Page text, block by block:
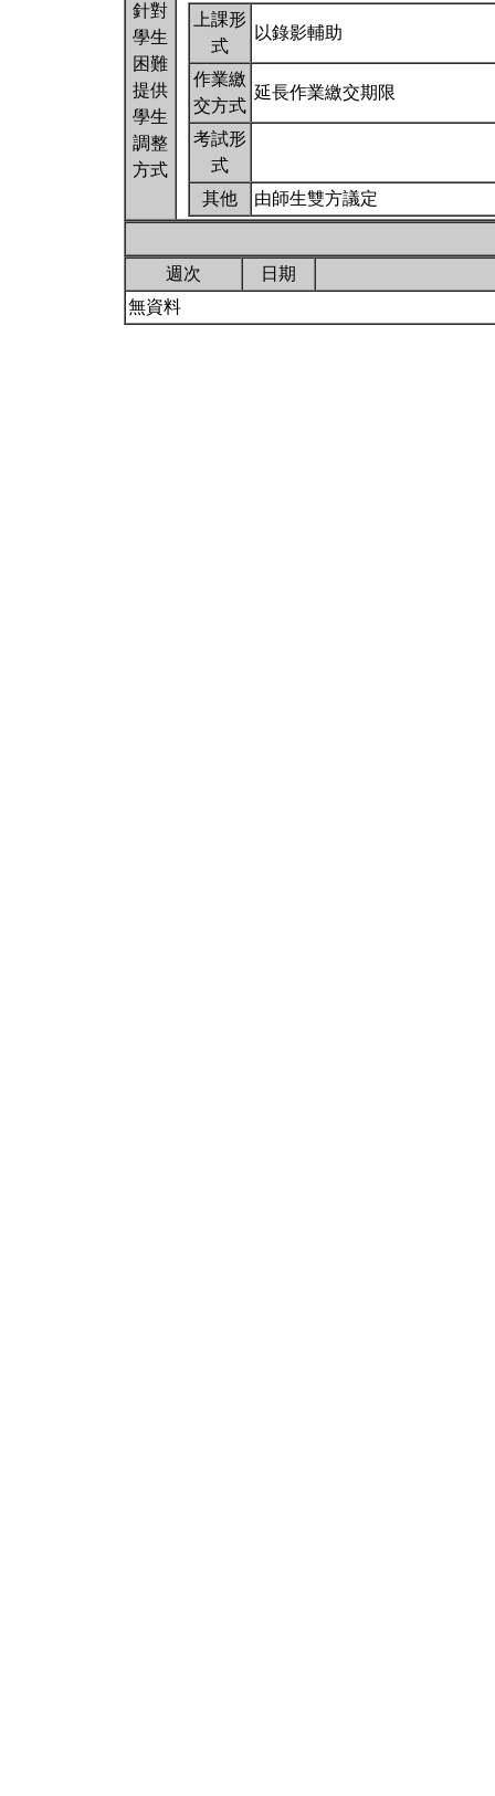
針對
學生
困難
提供
學生
調整
方式
上課形
式
以錄影輔助
作業繳
交方式
延長作業繳交期限
考試形
式
其他
由師生雙方議定
週次
日期
無資料